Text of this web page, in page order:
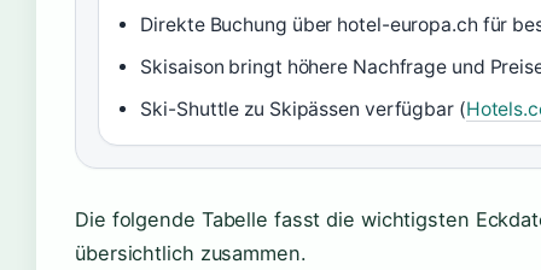
Direkte Buchung über hotel-europa.ch für
Skisaison bringt höhere Nachfrage und
Ski-Shuttle zu Skipässen verfügbar (
Die folgende Tabelle fasst die wichtigsten
übersichtlich zusammen.